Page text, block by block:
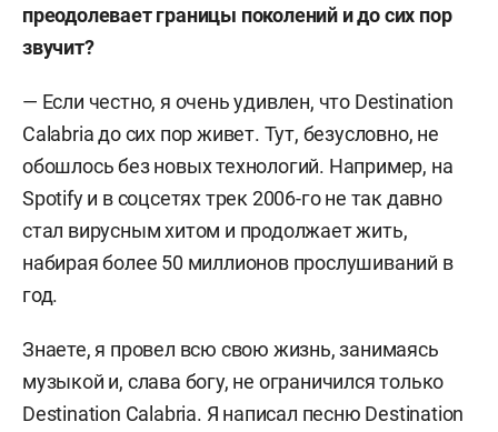
преодолевает границы поколений и до сих пор
звучит?
— Если честно, я очень удивлен, что Destination
Calabria до сих пор живет. Тут, безусловно, не
обошлось без новых технологий. Например, на
Spotify и в соцсетях трек 2006-го не так давно
стал вирусным хитом и продолжает жить,
набирая более 50 миллионов прослушиваний в
год.
Знаете, я провел всю свою жизнь, занимаясь
музыкой и, слава богу, не ограничился только
Destination Calabria. Я написал песню Destination